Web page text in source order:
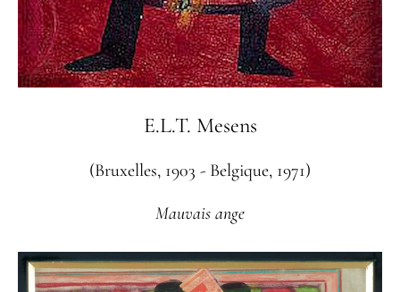
E.L.T. Mesens
(Bruxelles, 1903 - Belgique, 1971)
Mauvais ange